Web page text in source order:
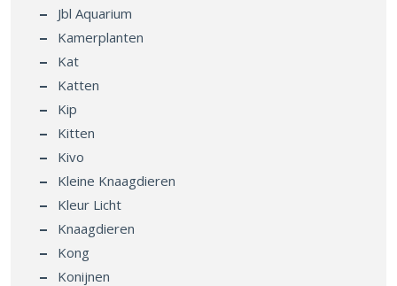
Jbl Aquarium
Kamerplanten
Kat
Katten
Kip
Kitten
Kivo
Kleine Knaagdieren
Kleur Licht
Knaagdieren
Kong
Konijnen